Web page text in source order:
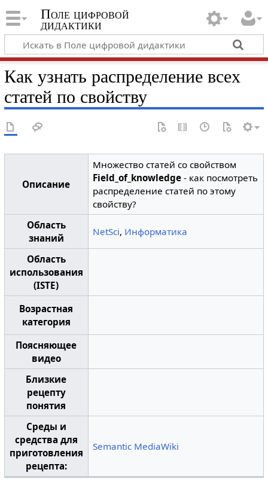
Поле цифровой
дидактики
Как узнать распределение всех
статей по свойству
Описание
Множество статей со свойством
Field_of_knowledge - как посмотреть
распределение статей по этому
свойству?
Область
знаний
NetSci, Информатика
Область
использования
(ISTE)
Возрастная
категория
Поясняющее
видео
Близкие
рецепту
понятия
Среды и
средства для
приготовления
рецепта:
Semantic MediaWiki